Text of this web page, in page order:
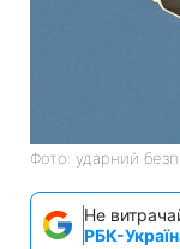
Фото: ударний
Не
РБК-